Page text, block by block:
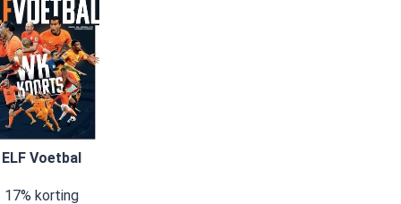
ELF Voetbal
17% korting